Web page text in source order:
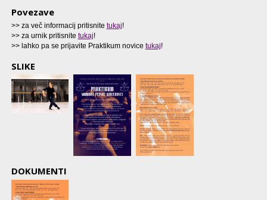
Povezave
>> za več informacij pritisnite tukaj!
>> za urnik pritisnite tukaj!
>> lahko pa se prijavite Praktikum novice tukaj!
SLIKE
DOKUMENTI